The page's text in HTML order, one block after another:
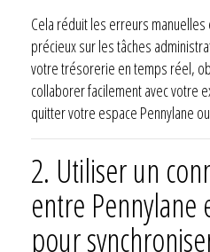
Cela réduit les erreurs manuelles
précieux sur les tâches
votre trésorerie en temps réel,
collaborer facilement avec votre
quitter votre espace Pennylane
2. Utiliser un
entre Pennylane
pour